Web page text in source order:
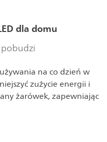
dla domu
na co dzień w
zużycie energii i
żarówek, zapewniając